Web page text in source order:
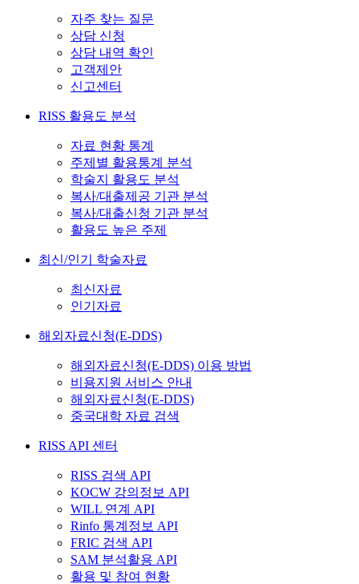
자주 찾는 질문
상담 신청
상담 내역 확인
고객제안
신고센터
RISS 활용도 분석
자료 현황 통계
주제별 활용통계 분석
학술지 활용도 분석
복사/대출제공 기관 분석
복사/대출신청 기관 분석
활용도 높은 주제
최신/인기 학술자료
최신자료
인기자료
해외자료신청(E-DDS)
해외자료신청(E-DDS) 이용 방법
비용지원 서비스 안내
해외자료신청(E-DDS)
중국대학 자료 검색
RISS API 센터
RISS 검색 API
KOCW 강의정보 API
WILL 연계 API
Rinfo 통계정보 API
FRIC 검색 API
SAM 분석활용 API
활용 및 참여 현황